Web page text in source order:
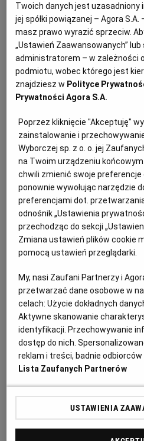
1/3 szklanki mleka w
wybieramy opcję bez)
kilkanaście blanszowanych
Jak zrobić kulki kokosowe:
1. Zmiksuj ugotowaną,ciepłą
ksylitolem i wiórkami
2. Tak uzyskaną masę
chwilę ugniataj.
3. Uformuj w dłoniach kulki
po jednym blanszowanym
Twoich danych jest uzasadniony
jej spółki powiązanej – Agora
masz prawo wyrazić sprzeciw.
„Ustawień Zaawansowanych”
administratorem – w zależności
podmiotu, wobec którego jest
znajdziesz w Polityce
Prywatności Agora S.A.
Poprzez kliknięcie "Akceptuję"
zainstalowanie i
Wyborczej sp. z o. o. jej
na Twoim urządzeniu
chwili zmienić swoje preferencje
ponownie wywołując narzędzie
preferencjami dot.
odnośnik „Ustawienia
przechodząc do sekcji
Zmiana ustawień plików cookie
pomocą ustawień przeglądarki.
My, nasi Zaufani Partnerzy i
przetwarzać dane osobowe w
celach:Użycie dokładnych
Aktywne skanowanie
identyfikacji. Przechowywanie
dostęp do nich.
reklam i treści, badnie odbiorców
Lista Zaufanych Partnerów
USTAWIENIA